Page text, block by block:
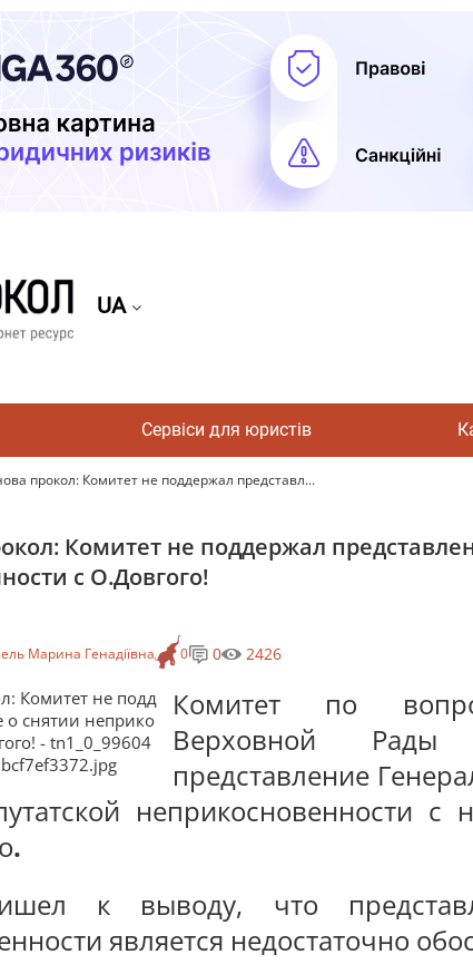
UA
Сервіси для юристів
прокол: Комитет не поддержал представл...
Комитет не поддержал
с О.Довгого!
Марина Генадіївна 0 0 2426
Комитет по
Верховной
представление
неприкосновенности с
.
к выводу, что
является недостаточно